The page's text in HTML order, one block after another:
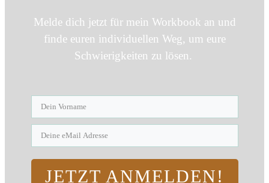
Melde dich jetzt für mein Workbook an und
finde euren individuellen Weg, um eure
Schwierigkeiten zu lösen.
JETZT ANMELDEN!